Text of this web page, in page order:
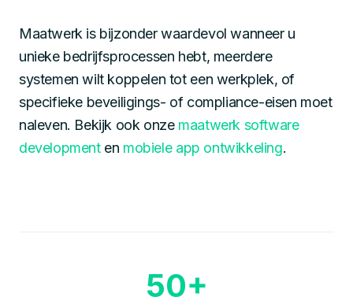
Maatwerk is bijzonder waardevol wanneer u
unieke bedrijfsprocessen hebt, meerdere
systemen wilt koppelen tot een werkplek, of
specifieke beveiligings- of compliance-eisen moet
naleven. Bekijk ook onze maatwerk software
developmenten mobiele app ontwikkeling.
50+